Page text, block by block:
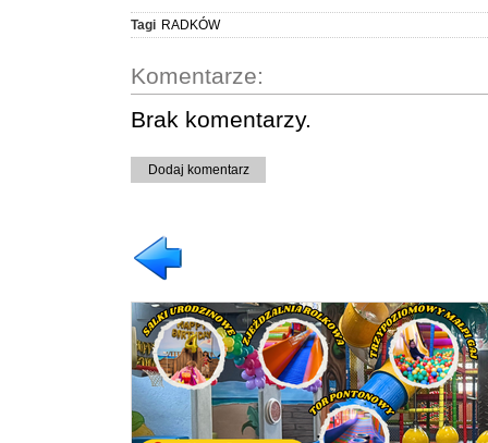
Tagi RADKÓW
Komentarze:
Brak komentarzy.
Dodaj komentarz